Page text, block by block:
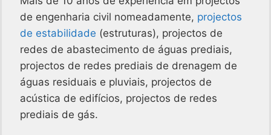
de engenharia civil nomeadamente, projectos
de estabilidade (estruturas), projectos de
redes de abastecimento de águas prediais,
projectos de redes prediais de drenagem de
águas residuais e pluviais, projectos de
acústica de edifícios, projectos de redes
prediais de gás.